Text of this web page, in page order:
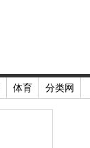
体育 分类网